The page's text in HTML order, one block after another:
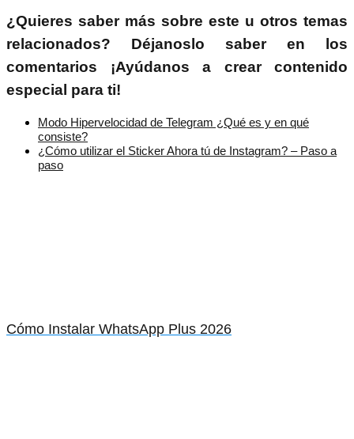
¿Quieres saber más sobre este u otros temas
relacionados? Déjanoslo saber en los
comentarios ¡Ayúdanos a crear contenido
especial para ti!
Modo Hipervelocidad de Telegram ¿Qué es y en qué
consiste?
¿Cómo utilizar el Sticker Ahora tú de Instagram? – Paso a
paso
Cómo Instalar WhatsApp Plus 2026